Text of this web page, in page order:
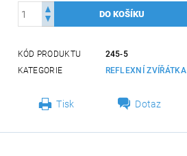
KÓD PRODUKTU
245-5
KATEGORIE
REFLEXNÍ ZVÍŘÁTKA
Tisk Dotaz